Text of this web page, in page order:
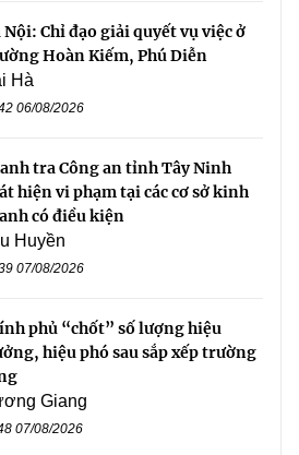
Nội: Chỉ đạo giải quyết vụ việc ở
Hoàn Kiếm, Phú Diễn
Hà
06/08/2026
tra Công an tỉnh Tây Ninh
hiện vi phạm tại các cơ sở kinh
có điều kiện
Huyền
07/08/2026
phủ “chốt” số lượng hiệu
hiệu phó sau sắp xếp trường
Giang
07/08/2026